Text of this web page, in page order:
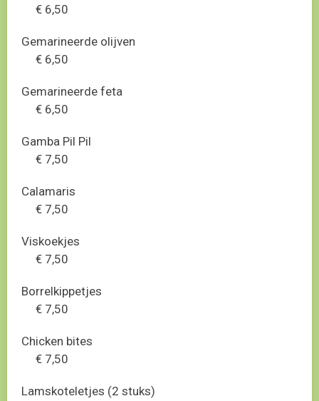
€ 6,50
Gemarineerde olijven
€ 6,50
Gemarineerde feta
€ 6,50
Gamba Pil Pil
€ 7,50
Calamaris
€ 7,50
Viskoekjes
€ 7,50
Borrelkippetjes
€ 7,50
Chicken bites
€ 7,50
Lamskoteletjes (2 stuks)